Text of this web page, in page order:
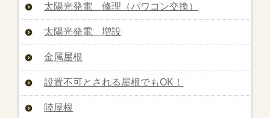
太陽光発電 修理（パワコン交換）
太陽光発電 増設
金属屋根
設置不可とされる屋根でもOK！
陸屋根